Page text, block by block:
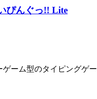
ぴんぐっ!! Lite
ゲーム型のタイピングゲ